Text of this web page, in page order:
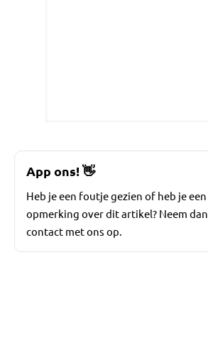
App ons!👋
Heb je een foutje gezien of heb je een
opmerking over dit artikel? Neem dan
contact met ons op.